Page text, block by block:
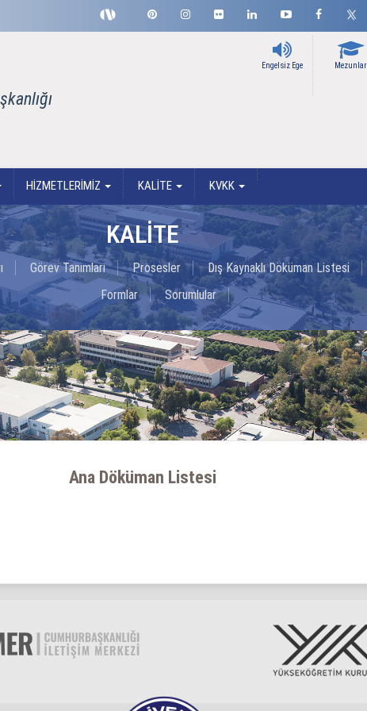
Mezunlar
Engelsiz Ege
HİZMETLERİMİZ KALİTE KVKK
KALİTE
Görev Tanımları Prosesler Dış Kaynaklı Döküman Listesi
Formlar
Sorumlular
Ana Döküman Listesi